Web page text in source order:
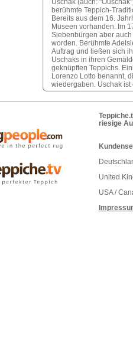
Uschak (auch:
berühmte Teppich-
Bereits aus dem 16.
Museen vorhanden. Im
Siebenbürgen aber
worden. Berühmte
Auftrag und ließen sich
Uschaks in ihren
geknüpften Teppichs.
Lorenzo Lotto benannt,
wiedergaben. Uschak
riesige
United
USA /